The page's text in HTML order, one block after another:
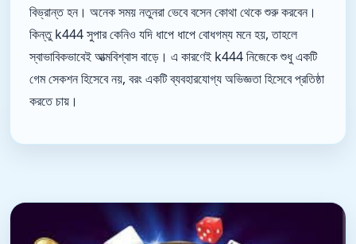
বিভ্রান্ত হন। অনেক সময় নতুনরা ভেবে বসেন কোথা থেকে শুরু করবেন।
কিন্তু k444 সুপার কেনিও যদি ধাপে ধাপে বোধগম্য মনে হয়, তাহলে
স্বাভাবিকভাবেই আত্মবিশ্বাস বাড়ে। এ কারণেই k444 নিজেকে শুধু একটি
গেম সেকশন হিসেবে নয়, বরং একটি ব্যবহারযোগ্য অভিজ্ঞতা হিসেবে প্রতিষ্ঠা
করতে চায়।